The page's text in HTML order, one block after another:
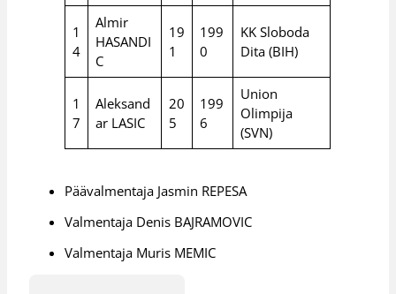
1
4
Almir
HASANDI
C
19
1
199
0
KK Sloboda
Dita (BIH)
1
7
Aleksand
ar LASIC
20
5
199
6
Union
Olimpija
(SVN)
Päävalmentaja Jasmin REPESA
Valmentaja Denis BAJRAMOVIC
Valmentaja Muris MEMIC